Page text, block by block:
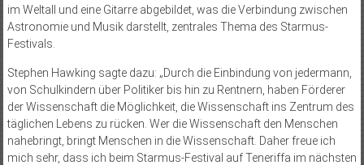
im Weltall und eine Gitarre abgebildet, was die Verbindung zwischen
Astronomie und Musik darstellt, zentrales Thema des Starmus-
Festivals.
Stephen Hawking sagte dazu: „Durch die Einbindung von jedermann,
von Schulkindern über Politiker bis hin zu Rentnern, haben Förderer
der Wissenschaft die Möglichkeit, die Wissenschaft ins Zentrum des
täglichen Lebens zu rücken. Wer die Wissenschaft den Menschen
nahebringt, bringt Menschen in die Wissenschaft. Daher freue ich
mich sehr, dass ich beim Starmus-Festival auf Teneriffa im nächsten